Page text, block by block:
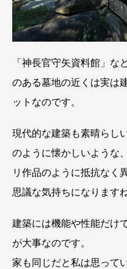
「神長官守矢資料館」な
のある墓地の近くは実は
ットなのです。
現代的な建築も素晴らし
のように懐かしいような
リ作品のように抵抗なく
思議な気持ちになりますね
建築には機能や性能だけ
が大事なのです。
家も同じだと私は思って